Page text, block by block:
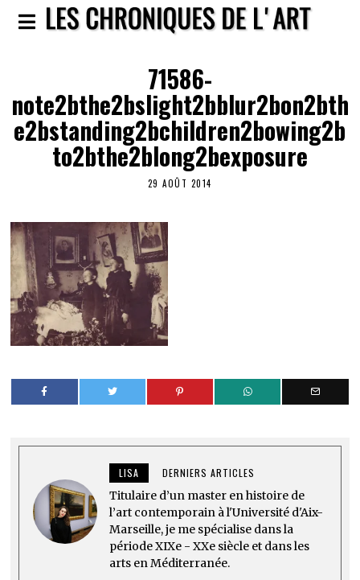
71586-
note2bthe2bslight2bblur2bon2bth
e2bstanding2bchildren2bowing2b
to2bthe2blong2bexposure
29 AOÛT 2014
LISA DERNIERS ARTICLES
Titulaire d’un master en histoire de
l’art contemporain à l'Université d'Aix-
Marseille, je me spécialise dans la
période XIXe - XXe siècle et dans les
arts en Méditerranée.